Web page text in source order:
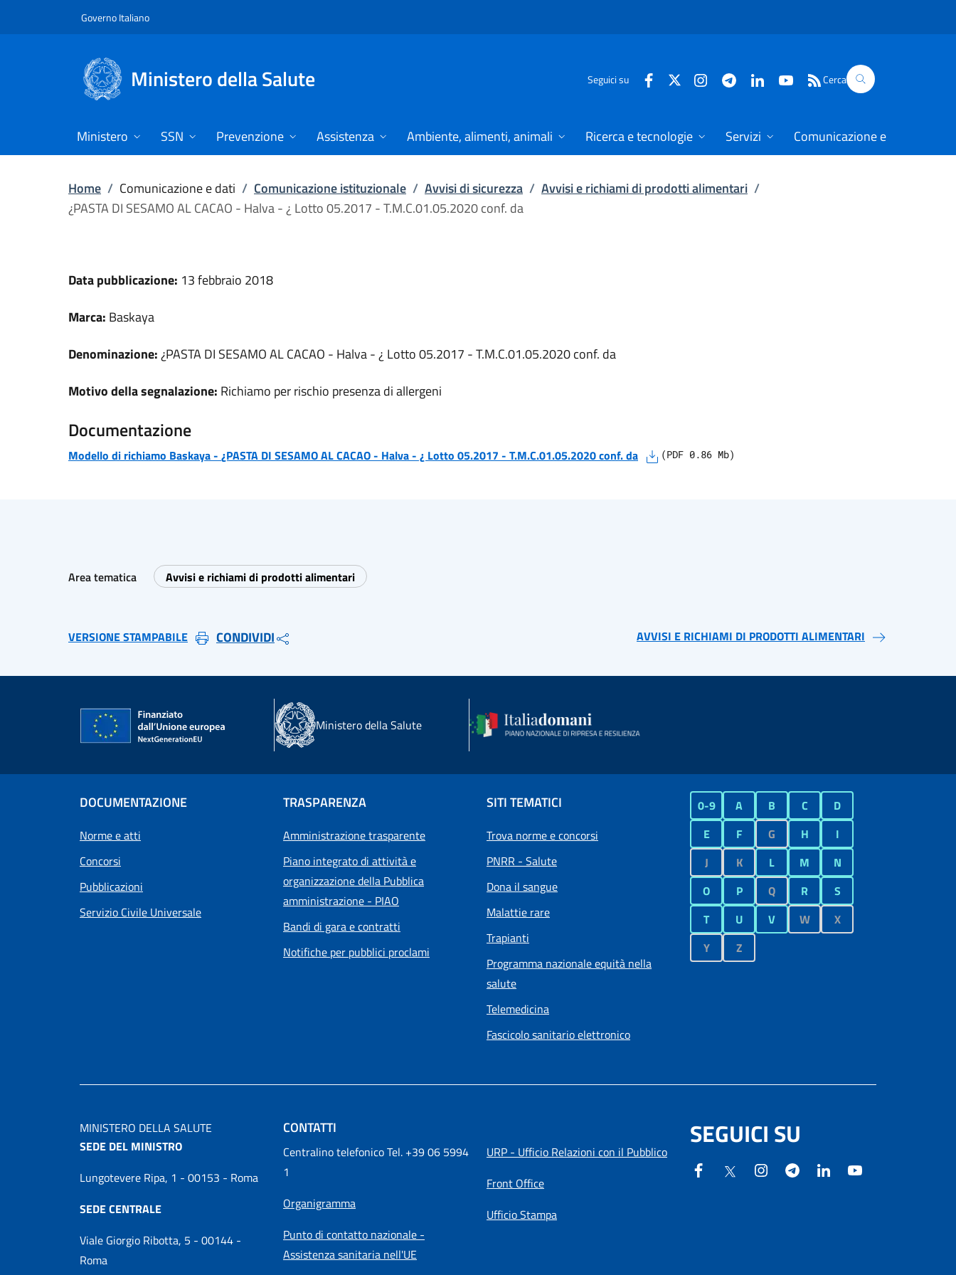
Governo Italiano
Ministero della Salute Seguici su Cerca
Ministero SSN Prevenzione Assistenza Ambiente, alimenti, animali Ricerca e tecnologie Servizi Comunicazione e dati
Home / Comunicazione e dati / Comunicazione istituzionale / Avvisi di sicurezza / Avvisi e richiami di prodotti alimentari /
¿PASTA DI SESAMO AL CACAO - Halva - ¿ Lotto 05.2017 - T.M.C.01.05.2020 conf. da
Data pubblicazione: 13 febbraio 2018
Marca: Baskaya
Denominazione:¿PASTA DI SESAMO AL CACAO - Halva - ¿ Lotto 05.2017 - T.M.C.01.05.2020 conf. da
Motivo della segnalazione: Richiamo per rischio presenza di allergeni
Documentazione
Modello di richiamo Baskaya- ¿PASTA DI SESAMO AL CACAO - Halva - ¿ Lotto 05.2017 - T.M.C.01.05.2020 conf. da (PDF 0.86 Mb)
Area tematica Avvisi e richiami di prodotti alimentari
VERSIONE STAMPABILE CONDIVIDI AVVISI E RICHIAMI DI PRODOTTI ALIMENTARI
Ministero della Salute
DOCUMENTAZIONE
Norme e atti
Concorsi
Pubblicazioni
Servizio Civile Universale
TRASPARENZA
Amministrazione trasparente
Piano integrato di attività e
organizzazione della Pubblica
amministrazione - PIAO
Bandi di gara e contratti
Notifiche per pubblici proclami
SITI TEMATICI
Trova norme e concorsi
PNRR - Salute
Dona il sangue
Malattie rare
Trapianti
Programma nazionale equità nella
salute
Telemedicina
Fascicolo sanitario elettronico
0-9 A B C
D
E
F G H
I
J
K L M
N
O
P Q R
S
T
U V W
X
Y
Z
MINISTERO DELLA SALUTE
SEDE DEL MINISTRO
Lungotevere Ripa, 1 - 00153 - Roma
SEDE CENTRALE
Viale Giorgio Ribotta, 5 - 00144 -
Roma
CONTATTI
Centralino telefonico Tel. +39 06 5994
1
Organigramma
Punto di contatto nazionale -
Assistenza sanitaria nell'UE
URP - Ufficio Relazioni con il Pubblico
Front Office
Ufficio Stampa
SEGUICI SU